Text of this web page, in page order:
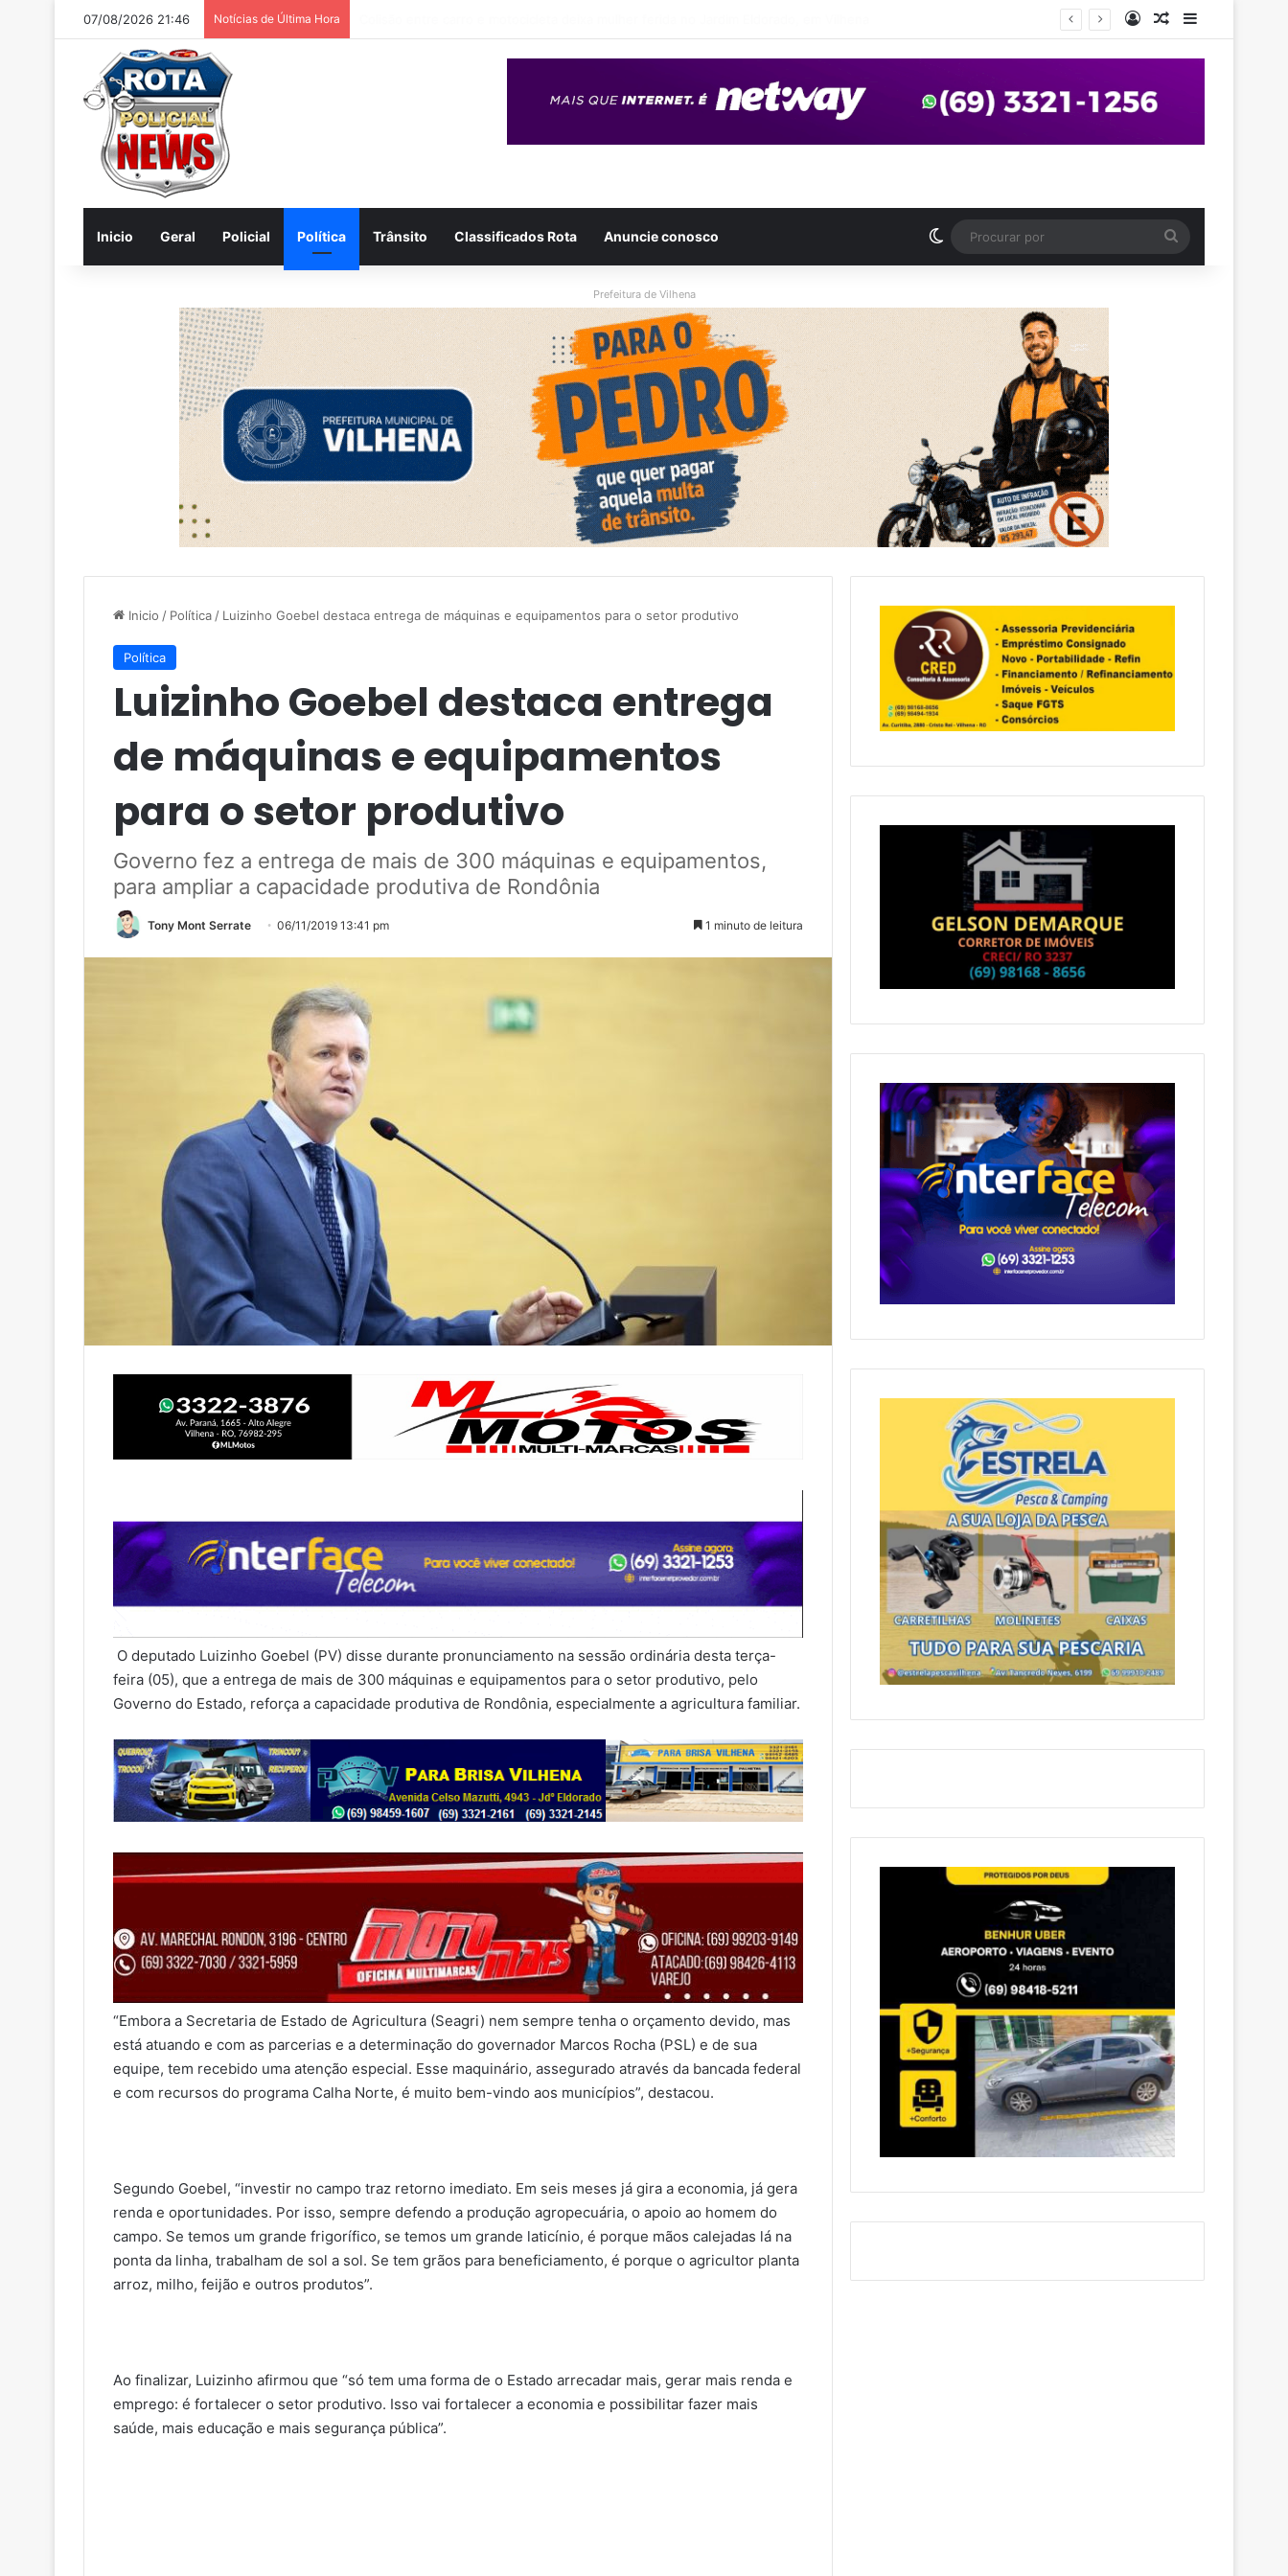
07/08/2026 21:46 Notícias de Última Hora EntrarArtigo aleatório
Inicio Geral Policial Política Trânsito Classificados Rota Anuncie conosco Switch skin
por
Prefeitura de Vilhena
Inicio / Política / Luizinho Goebel destaca entrega de máquinas e equipamentos para o setor produtivo
Política
Luizinho Goebel destaca entrega
de máquinas e equipamentos
para o setor produtivo
Governo fez a entrega de mais de 300 máquinas e equipamentos,
para ampliar a capacidade produtiva de Rondônia
Tony Mont Serrate 06/11/2019 13:41 pm 1 minuto de leitura
O deputado Luizinho Goebel (PV) disse durante pronunciamento na sessão ordinária desta terça-
feira (05), que a entrega de mais de 300 máquinas e equipamentos para o setor produtivo, pelo
Governo do Estado, reforça a capacidade produtiva de Rondônia, especialmente a agricultura familiar.
“Embora a Secretaria de Estado de Agricultura (Seagri) nem sempre tenha o orçamento devido, mas
está atuando e com as parcerias e a determinação do governador Marcos Rocha (PSL) e de sua
equipe, tem recebido uma atenção especial. Esse maquinário, assegurado através da bancada federal
e com recursos do programa Calha Norte, é muito bem-vindo aos municípios”, destacou.
Segundo Goebel, “investir no campo traz retorno imediato. Em seis meses já gira a economia, já gera
renda e oportunidades. Por isso, sempre defendo a produção agropecuária, o apoio ao homem do
campo. Se temos um grande frigorífico, se temos um grande laticínio, é porque mãos calejadas lá na
ponta da linha, trabalham de sol a sol. Se tem grãos para beneficiamento, é porque o agricultor planta
arroz, milho, feijão e outros produtos”.
Ao finalizar, Luizinho afirmou que “só tem uma forma de o Estado arrecadar mais, gerar mais renda e
emprego: é fortalecer o setor produtivo. Isso vai fortalecer a economia e possibilitar fazer mais
saúde, mais educação e mais segurança pública”.